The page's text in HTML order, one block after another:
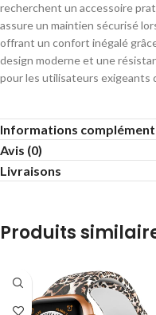
recherchent un accessoire
assure un maintien sécurisé
offrant un confort inégalé
design moderne et une
pour les utilisateurs exigeants
Informations
Avis (0)
Livraisons
Produits